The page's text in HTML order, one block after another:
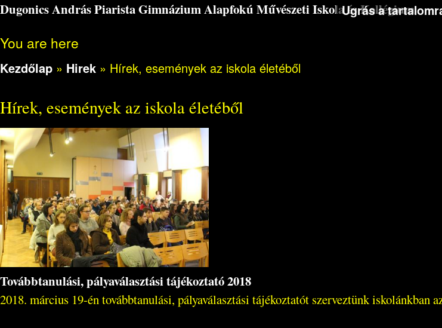
Ugrás a
Dugonics András Piarista Gimnázium Alapfokú Művészeti Iskola és Kollégium
You are here
Kezdőlap » Hirek » Hírek, események az iskola életéből
Hírek, események az iskola életéből
Továbbtanulási, pályaválasztási tájékoztató 2018
2018. március 19-én továbbtanulási, pályaválasztási tájékoztatót szerveztünk iskolánkban